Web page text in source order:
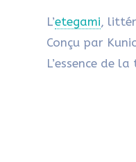
L’etegami,
Conçu par
L’essence de